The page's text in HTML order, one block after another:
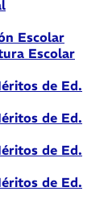
Escolar
Escolar
de Ed.
de Ed.
de Ed.
de Ed.